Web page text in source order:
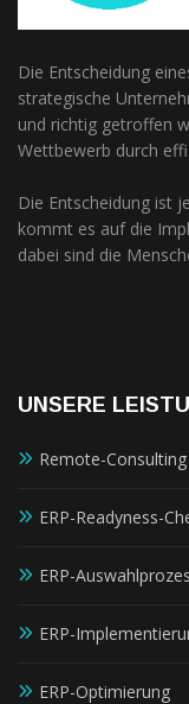
Die Entscheidung
strategische
und richtig getroffen
Wettbewerb durch
Die Entscheidung ist
kommt es auf die
dabei sind die
UNSERE
Remote-Consulting
ERP-Readyness-
ERP-
ERP-
ERP-Optimierung